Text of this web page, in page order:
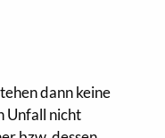
dann keine
Unfall nicht